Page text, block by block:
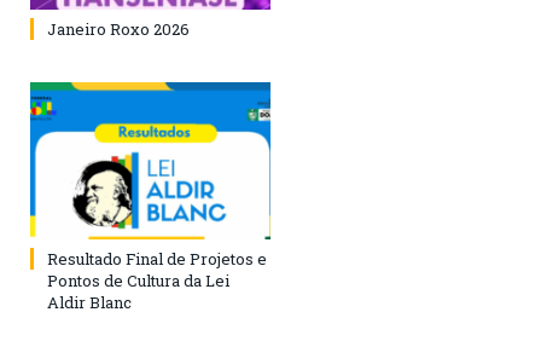
Janeiro Roxo 2026
Resultado Final de Projetos e
Pontos de Cultura da Lei
Aldir Blanc